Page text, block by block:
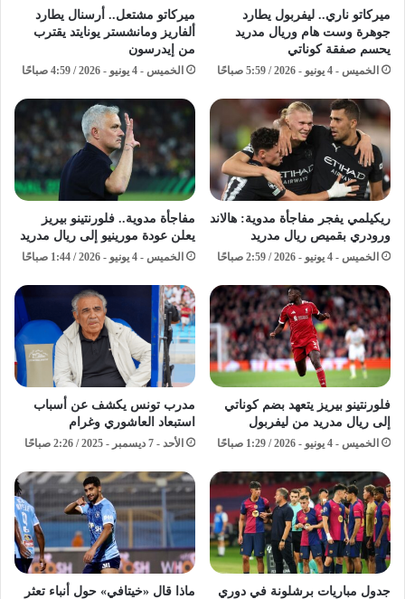
ميركاتو ناري.. ليفربول يطارد
جوهرة وست هام وريال مدريد
يحسم صفقة كوناتي
الخميس - 4 يونيو - 2026 / 5:59 صباحًا
ميركاتو مشتعل.. أرسنال يطارد
ألفاريز ومانشستر يونايتد يقترب
من إيدرسون
الخميس - 4 يونيو - 2026 / 4:59 صباحًا
ريكيلمي يفجر مفاجأة مدوية: هالاند
ورودري بقميص ريال مدريد
الخميس - 4 يونيو - 2026 / 2:59 صباحًا
مفاجأة مدوية.. فلورنتينو بيريز
يعلن عودة مورينيو إلى ريال مدريد
الخميس - 4 يونيو - 2026 / 1:44 صباحًا
فلورنتينو بيريز يتعهد بضم كوناتي
إلى ريال مدريد من ليفربول
الخميس - 4 يونيو - 2026 / 1:29 صباحًا
مدرب تونس يكشف عن أسباب
استبعاد العاشوري وغرام
الأحد - 7 ديسمبر - 2025 / 2:26 صباحًا
جدول مباريات برشلونة في دوري
ماذا قال «خيتافي» حول أنباء تعثر